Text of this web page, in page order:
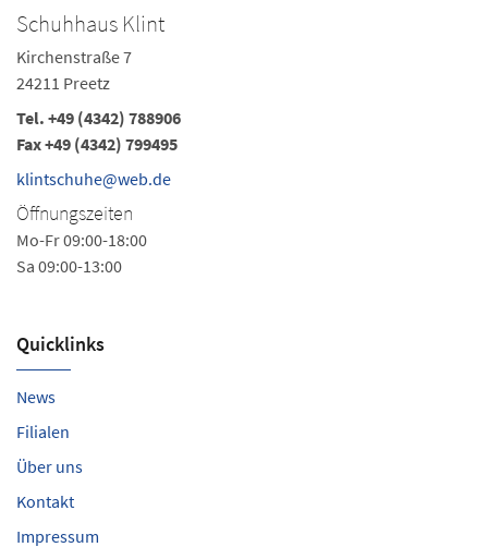
Schuhhaus Klint
Kirchenstraße 7
24211 Preetz
Tel. +49 (4342) 788906
Fax +49 (4342) 799495
klintschuhe@web.de
Öffnungszeiten
Mo-Fr 09:00-18:00
Sa 09:00-13:00
Quicklinks
News
Filialen
Über uns
Kontakt
Impressum